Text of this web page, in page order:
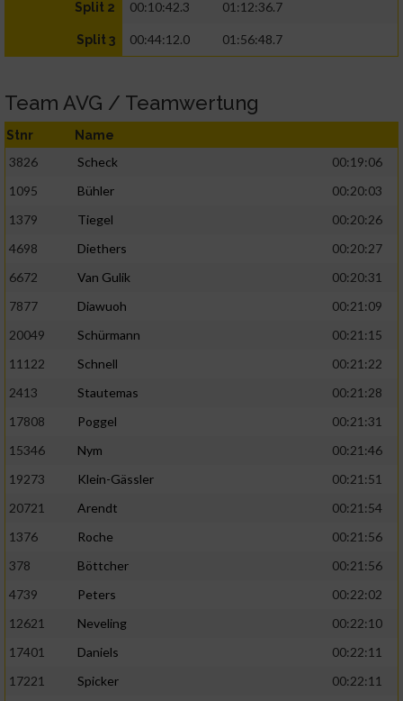
Split 2 00:10:42.3 01:12:36.7
Split 3 00:44:12.0 01:56:48.7
Team AVG / Teamwertung
Stnr Name
3826 Scheck
00:19:06
1095
Bühler
00:20:03
1379
Tiegel
00:20:26
4698
Diethers
00:20:27
6672
Van Gulik
00:20:31
7877
Diawuoh
00:21:09
20049
Schürmann
00:21:15
11122
Schnell
00:21:22
2413
Stautemas
00:21:28
17808
Poggel
00:21:31
15346
Nym
00:21:46
19273
Klein-Gässler
00:21:51
20721
Arendt
00:21:54
1376
Roche
00:21:56
378
Böttcher
00:21:56
4739
Peters
00:22:02
12621
Neveling
00:22:10
17401
Daniels
00:22:11
17221
Spicker
00:22:11